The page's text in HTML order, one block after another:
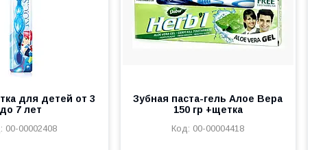
для детей от 3
до 7 лет
00-00002408
Зубная паста-гель Алое Вера
150 гр +щетка
00-00004418